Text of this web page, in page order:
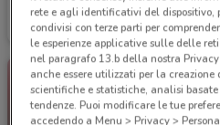
Scade il 30/11 2.9 km
rete e agli identificativi del dispositivo,
condivisi con terze parti per
le esperienze applicative sulle delle
nel paragrafo 13.b della nostra
anche essere utilizzati per la
scientifiche e statistiche, analisi
tendenze. Puoi modificare le tue
accedendo a Menu > Privacy >